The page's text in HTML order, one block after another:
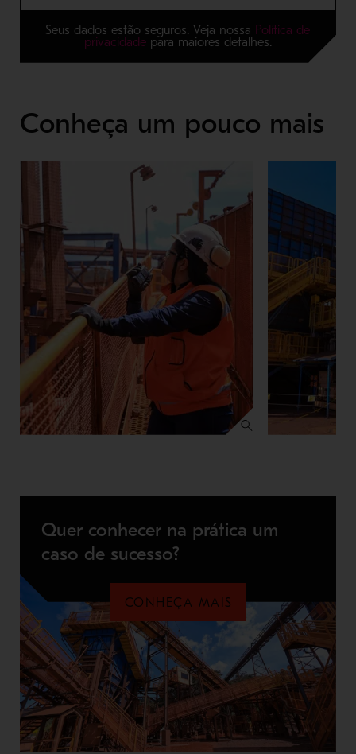
Seus dados estão seguros. Veja nossa Política de
privacidadepara maiores detalhes.
Conheça um pouco mais
Quer conhecer na prática um
caso de sucesso?
CONHEÇA MAIS